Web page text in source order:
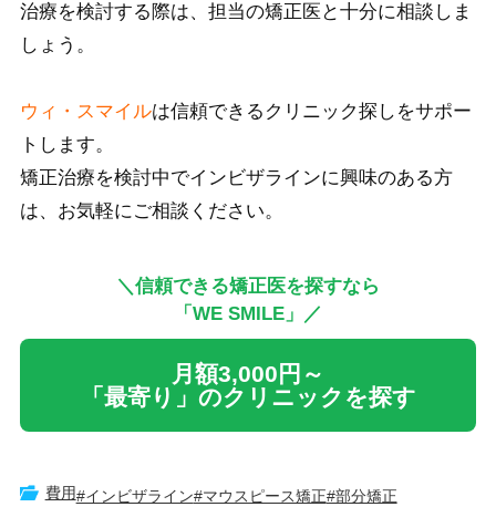
治療を検討する際は、担当の矯正医と十分に相談しま
しょう。
ウィ・スマイルは信頼できるクリニック探しをサポー
トします。
矯正治療を検討中でインビザラインに興味のある方
は、お気軽にご相談ください。
＼信頼できる矯正医を探すなら
「WE SMILE」／
月額3,000円～
「最寄り」のクリニックを探す
費用#インビザライン#マウスピース矯正#部分矯正